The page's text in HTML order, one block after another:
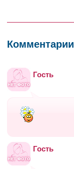
Комментарии
Гость
Гость